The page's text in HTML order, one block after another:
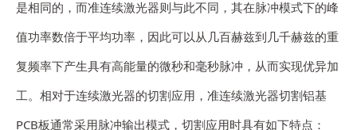
是相同的，而准连续激光器则与此不同，其在脉冲模式下的峰
值功率数倍于平均功率，因此可以从几百赫兹到几千赫兹的重
复频率下产生具有高能量的微秒和毫秒脉冲，从而实现优异加
工。相对于连续激光器的切割应用，准连续激光器切割铝基
PCB板通常采用脉冲输出模式，切割应用时具有如下特点：